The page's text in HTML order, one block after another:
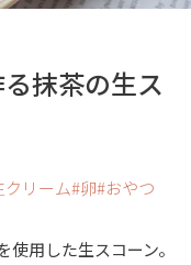
抹茶の生ス
クリーム 卵 おやつ
用した生スコーン。